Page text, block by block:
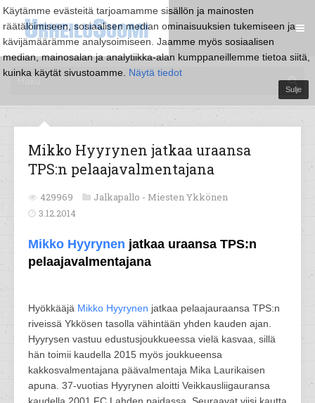
Käytämme evästeitä tarjoamamme sisällön ja mainosten
räätälöimiseen, sosiaalisen median ominaisuuksien tukemiseen ja
kävijämäärämme analysoimiseen. Jaamme myös sosiaalisen
median, mainosalan ja analytiikka-alan kumppaneillemme tietoa siitä,
kuinka käytät sivustoamme. Näytä tiedot
Sulje
Mikko Hyyrynen jatkaa uraansa
TPS:n pelaajavalmentajana
429969 Jalkapallo - Miesten Ykkönen
3.12.2014
Mikko Hyyrynen jatkaa uraansa TPS:n
pelaajavalmentajana
Hyökkääjä Mikko Hyyrynen jatkaa pelaajauraansa TPS:n
riveissä Ykkösen tasolla vähintään yhden kauden ajan.
Hyyrysen vastuu edustusjoukkueessa vielä kasvaa, sillä
hän toimii kaudella 2015 myös joukkueensa
kakkosvalmentajana päävalmentaja Mika Laurikaisen
apuna. 37-vuotias Hyyrynen aloitti Veikkausliigauransa